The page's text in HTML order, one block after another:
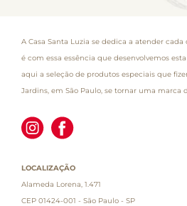
A Casa Santa Luzia se dedica a atender
é com essa essência que desenvolvemos
aqui a seleção de produtos especiais que
Jardins, em São Paulo, se tornar uma marca
LOCALIZAÇÃO
Alameda Lorena, 1.471
CEP 01424-001 - São Paulo - SP